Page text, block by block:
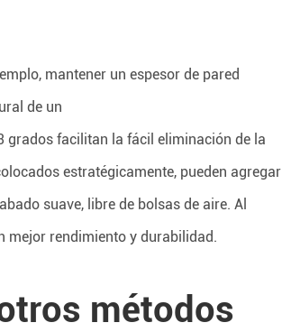
mantener un espesor de pared
de un
grados facilitan la fácil eliminación de la
estratégicamente, pueden agregar
suave, libre de bolsas de aire. Al
mejor rendimiento y durabilidad.
métodos